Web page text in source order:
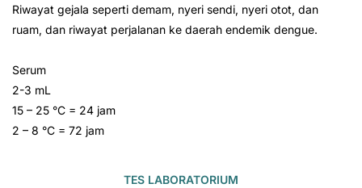
Riwayat gejala seperti demam, nyeri sendi, nyeri otot, dan
ruam, dan riwayat perjalanan ke daerah endemik dengue.
Serum
2-3 mL
15 – 25 °C = 24 jam
2 – 8 °C = 72 jam
TES LABORATORIUM